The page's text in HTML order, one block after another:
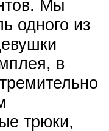
Мы
одного из
в
трюки,